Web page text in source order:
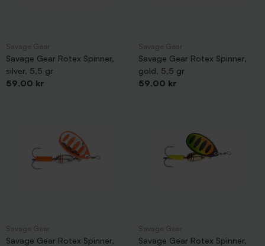
Savage Gear Rotex Spinner,
silver, 5,5 gr
Pris
59,00 kr
Savage Gear Rotex Spinner,
gold, 5,5 gr
Pris
59,00 kr
Savage Gear Rotex Spinner,
Savage Gear Rotex Spinner,